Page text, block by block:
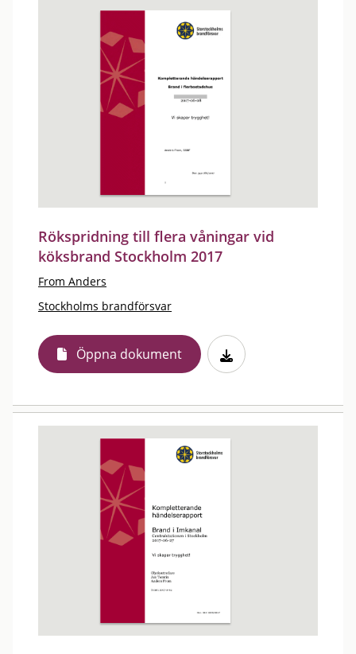
Rökspridning till flera våningar vid
köksbrand Stockholm 2017
From Anders
Stockholms brandförsvar
Öppna dokument